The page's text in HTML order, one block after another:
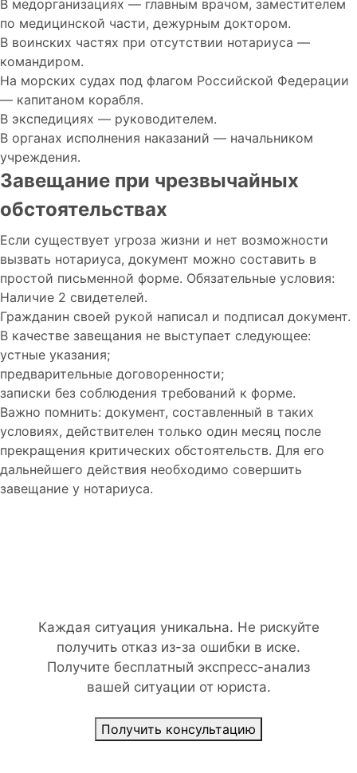
В медорганизациях — главным врачом, заместителем
по медицинской части, дежурным доктором.
В воинских частях при отсутствии нотариуса —
командиром.
На морских судах под флагом Российской Федерации
— капитаном корабля.
В экспедициях — руководителем.
В органах исполнения наказаний — начальником
учреждения.
Завещание при чрезвычайных
обстоятельствах
Если существует угроза жизни и нет возможности
вызвать нотариуса, документ можно составить в
простой письменной форме. Обязательные условия:
Наличие 2 свидетелей.
Гражданин своей рукой написал и подписал документ.
В качестве завещания не выступает следующее:
устные указания;
предварительные договоренности;
записки без соблюдения требований к форме.
Важно помнить: документ, составленный в таких
условиях, действителен только один месяц после
прекращения критических обстоятельств. Для его
дальнейшего действия необходимо совершить
завещание у нотариуса.
Каждая ситуация уникальна. Не рискуйте
получить отказ из-за ошибки в иске.
Получите бесплатный экспресс-анализ
вашей ситуации от юриста.
Получить консультацию